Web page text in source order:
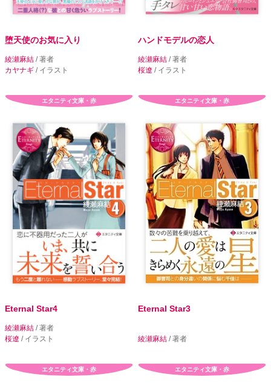
堕天使のお気に入り
綾瀬麻結 / 著者
カヤナギ / イラスト
ハンドモデルの恋人
綾瀬麻結 / 著者
桜遼 / イラスト
エタニティ文庫・赤
Eternal Star4
綾瀬麻結 / 著者
桜遼 / イラスト
エタニティ文庫・赤
Eternal Star3
綾瀬麻結 / 著者
エタニティ文庫・赤 エタニティ文庫・赤